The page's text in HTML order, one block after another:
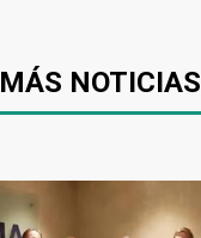
MÁS NOTICIAS